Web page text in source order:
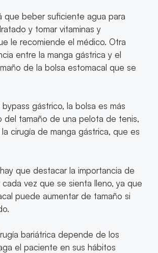
que beber suficiente agua para
y tomar vitaminas y
le recomiende el médico. Otra
entre la manga gástrica y el
de la bolsa estomacal que se
gástrico, la bolsa es más
del tamaño de una pelota de tenis,
cirugía de manga gástrica, que es
que destacar la importancia de
vez que se sienta lleno, ya que
puede aumentar de tamaño si
bariátrica depende de los
el paciente en sus hábitos